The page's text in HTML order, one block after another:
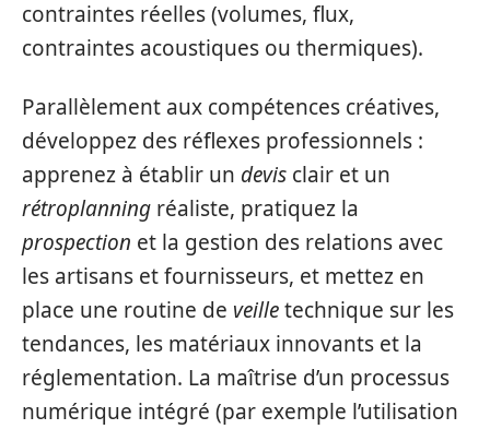
contraintes réelles (volumes, flux,
contraintes acoustiques ou thermiques).
Parallèlement aux compétences créatives,
développez des réflexes professionnels :
apprenez à établir un devis clair et un
rétroplanning réaliste, pratiquez la
prospection et la gestion des relations avec
les artisans et fournisseurs, et mettez en
place une routine de veilletechnique sur les
tendances, les matériaux innovants et la
réglementation. La maîtrise d’un processus
numérique intégré (par exemple l’utilisation